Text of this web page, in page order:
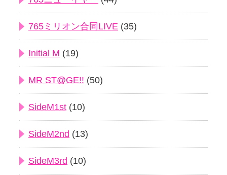
765ミリオン合同LIVE (35)
Initial M (19)
MR ST@GE!! (50)
SideM1st (10)
SideM2nd (13)
SideM3rd (10)